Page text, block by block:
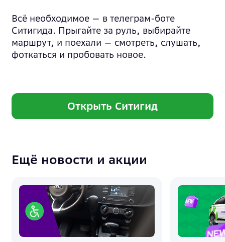
Всё необходимое — в телеграм-боте
Ситигида. Прыгайте за руль, выбирайте
маршрут, и поехали — смотреть, слушать,
фоткаться и пробовать новое.
Открыть Ситигид
Ещё новости и акции